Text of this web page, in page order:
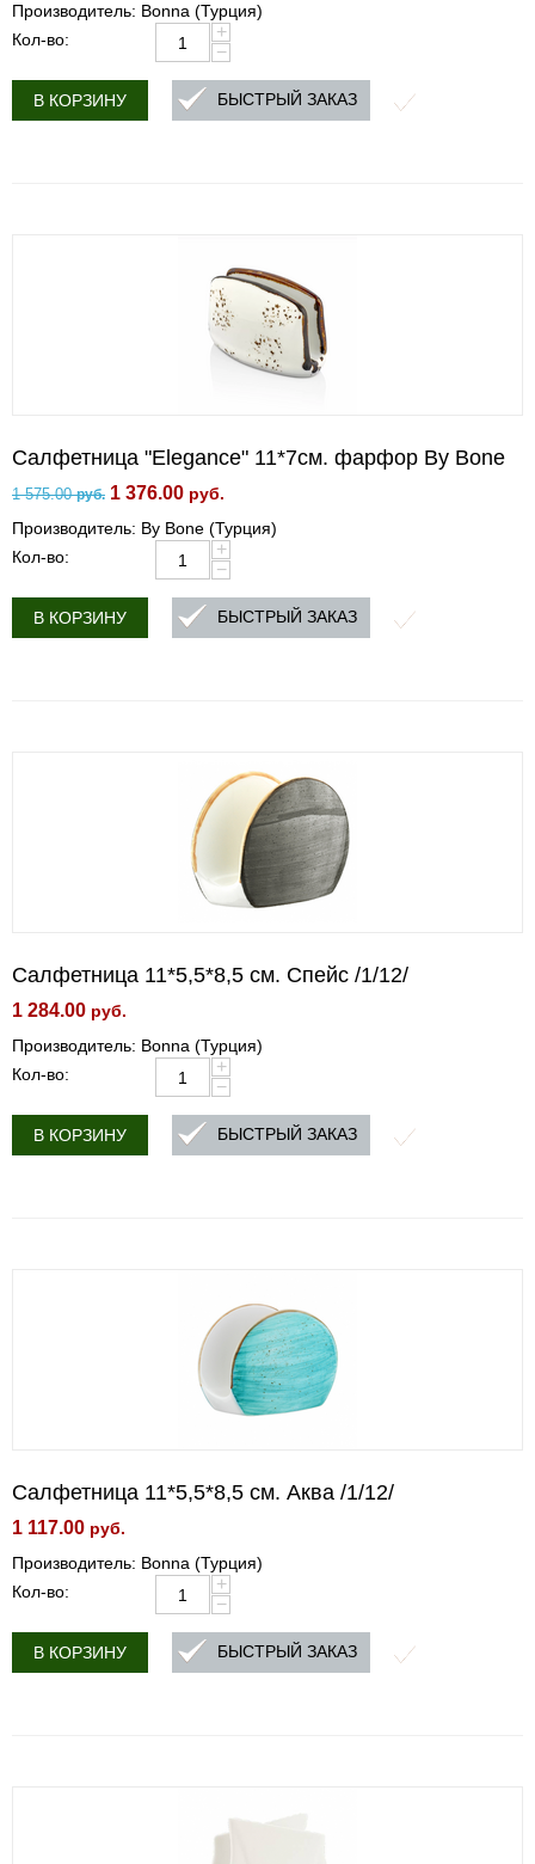
Производитель: Bonna (Турция)
Кол-во:
+
−
В КОРЗИНУ БЫСТРЫЙ ЗАКАЗ
Салфетница "Elegance" 11*7см. фарфор By Bone
1 575.00 руб. 1 376.00 руб.
Производитель: By Bone (Турция)
Кол-во:
+
−
В КОРЗИНУ БЫСТРЫЙ ЗАКАЗ
Салфетница 11*5,5*8,5 см. Спейс /1/12/
1 284.00 руб.
Производитель: Bonna (Турция)
Кол-во:
+
−
В КОРЗИНУ БЫСТРЫЙ ЗАКАЗ
Салфетница 11*5,5*8,5 см. Аква /1/12/
1 117.00 руб.
Производитель: Bonna (Турция)
Кол-во:
+
−
В КОРЗИНУ БЫСТРЫЙ ЗАКАЗ